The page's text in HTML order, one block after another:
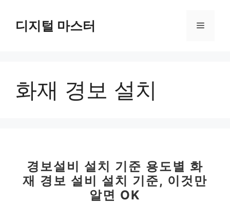
디지털 마스터 메
화재 경보 설치
경보설비 설치 기준 용도별 화
재 경보 설비 설치 기준, 이것만
알면 OK